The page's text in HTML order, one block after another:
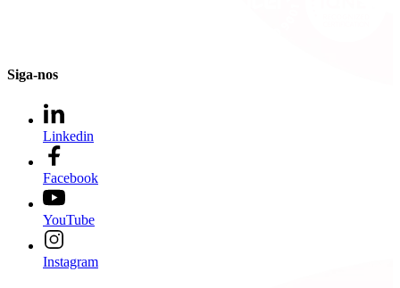
Siga-nos
Linkedin
Facebook
YouTube
Instagram